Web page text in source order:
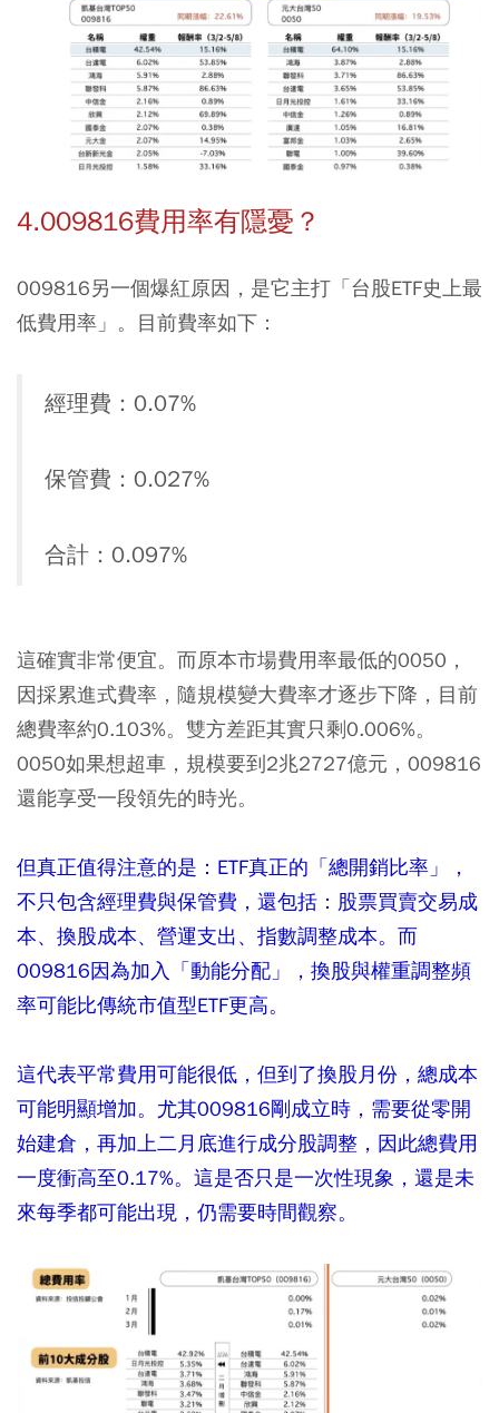
4.009816費用率有隱憂？
009816另一個爆紅原因，是它主打「台股ETF史上最
低費用率」。目前費率如下：
經理費：0.07%
保管費：0.027%
合計：0.097%
這確實非常便宜。而原本市場費用率最低的0050，
因採累進式費率，隨規模變大費率才逐步下降，目前
總費率約0.103%。雙方差距其實只剩0.006%。
0050如果想超車，規模要到2兆2727億元，009816
還能享受一段領先的時光。
但真正值得注意的是：ETF真正的「總開銷比率」，
不只包含經理費與保管費，還包括：股票買賣交易成
本、換股成本、營運支出、指數調整成本。而
009816因為加入「動能分配」，換股與權重調整頻
率可能比傳統市值型ETF更高。
這代表平常費用可能很低，但到了換股月份，總成本
可能明顯增加。尤其009816剛成立時，需要從零開
始建倉，再加上二月底進行成分股調整，因此總費用
一度衝高至0.17%。這是否只是一次性現象，還是未
來每季都可能出現，仍需要時間觀察。